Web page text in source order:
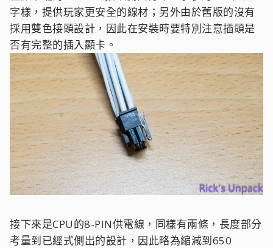
字樣，提供玩家更安全的線材；另外由於舊版的沒有
採用雙色接頭設計，因此在安裝時要特別注意插頭是
否有完整的插入顯卡。
接下來是CPU的8-PIN供電線，同樣有兩條，長度部分
考量到已經式側出的設計，因此略為縮減到650